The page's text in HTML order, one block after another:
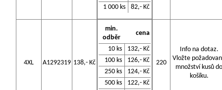
1 000 ks
82,- Kč
4XL A1292319 138,- Kč
min.
odběr
cena
10 ks
132,- Kč
100 ks
126,- Kč
250 ks
124,- Kč
500 ks
122,- Kč
220
Info na dotaz.
Vložte
množství kusů do
košíku.